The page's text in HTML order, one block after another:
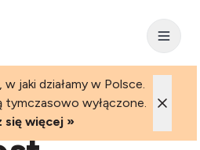
jaki działamy w Polsce.
wyłączone.
się więcej »